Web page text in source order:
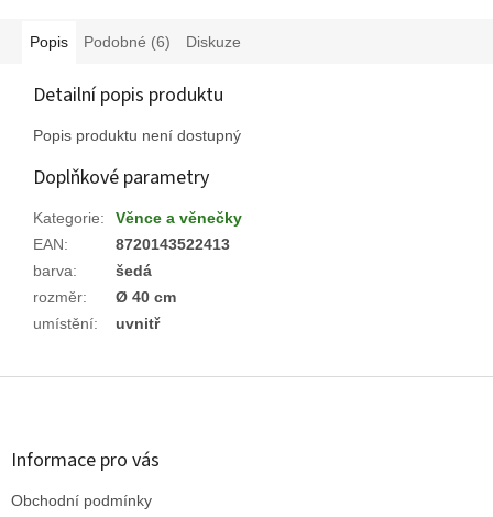
Popis Podobné (6) Diskuze
Detailní popis produktu
Popis produktu není dostupný
Doplňkové parametry
Kategorie:
Věnce a věnečky
EAN:
8720143522413
barva:
šedá
rozměr:
Ø 40 cm
umístění: uvnitř
Z
Informace pro vás
Obchodní podmínky